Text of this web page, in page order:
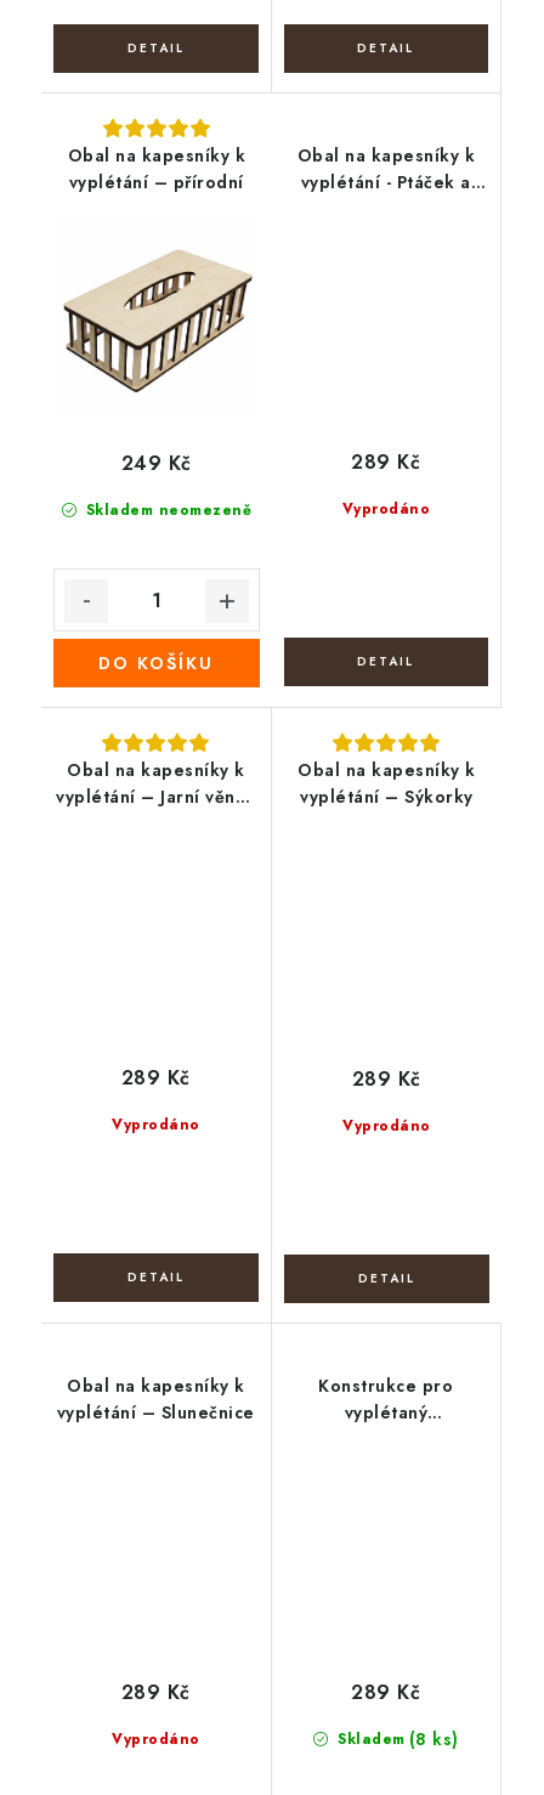
Obal na kapesníky k
vyplétání – přírodní
Skladem neomezeně
249 Kč
DO KOŠÍKU
Obal na kapesníky k
vyplétání - Ptáček a
Vyprodáno
289 Kč
Obal na kapesníky k
vyplétání – Jarní věnec
Vyprodáno
289 Kč
Obal na kapesníky k
vyplétání – Sýkorky
Vyprodáno
289 Kč
Obal na kapesníky k
vyplétání – Slunečnice
Vyprodáno
289 Kč
Konstrukce pro
vyplétaný
Skladem (8 ks)
289 Kč